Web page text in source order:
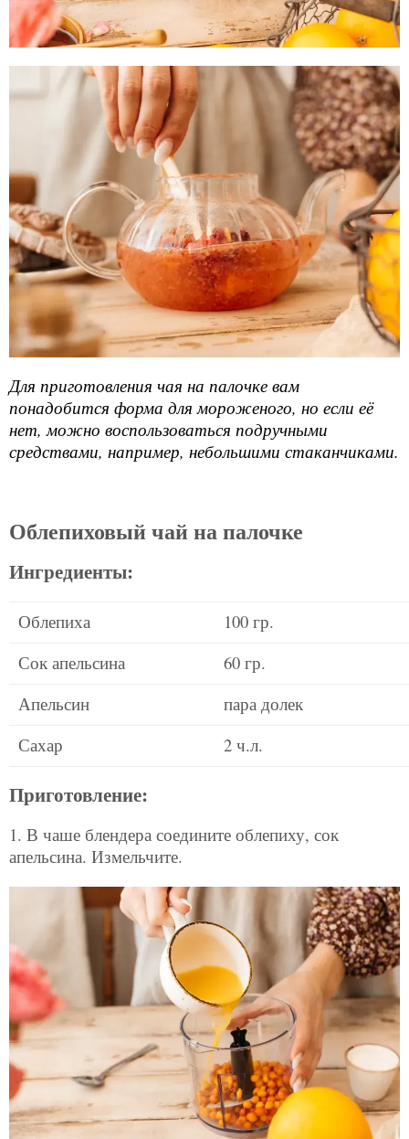
Для приготовления чая на палочке вам
понадобится форма для мороженого, но если её
нет, можно воспользоваться подручными
средствами, например, небольшими стаканчиками.
Облепиховый чай на палочке
Ингредиенты:
Облепиха
100 гр.
Сок апельсина
60 гр.
Апельсин
пара долек
Сахар
2 ч.л.
Приготовление:
1. В чаше блендера соедините облепиху, сок
апельсина. Измельчите.